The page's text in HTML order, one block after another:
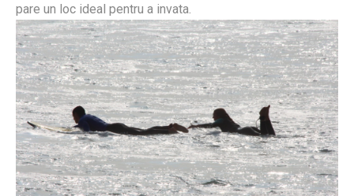
pare un loc ideal pentru a invata.